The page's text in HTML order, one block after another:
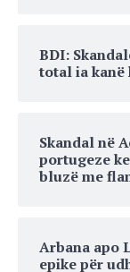
BDI:
total ia kanë
Skandal në
portugeze
bluzë me
Arbana apo
epike për